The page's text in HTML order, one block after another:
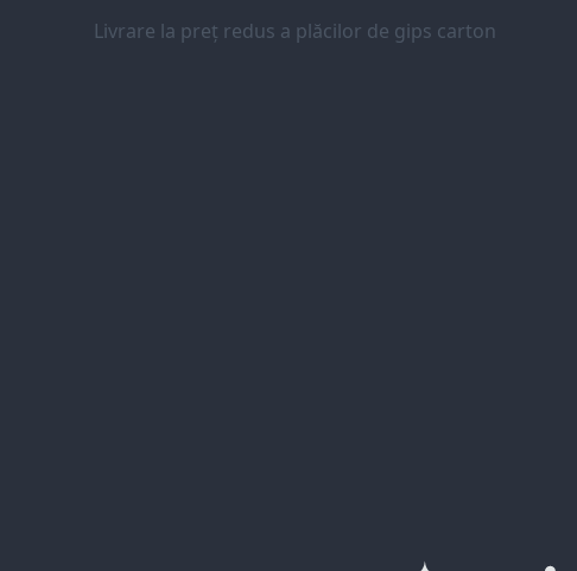
Livrare la preț redus a plăcilor de gips carton